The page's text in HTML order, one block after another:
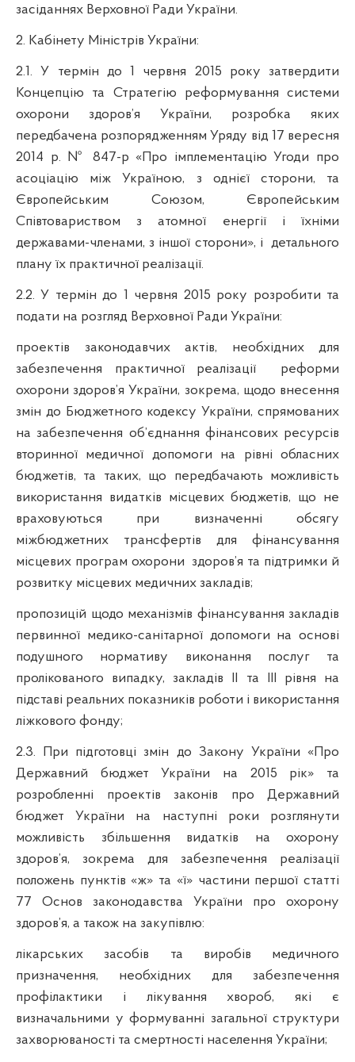
засіданнях Верховної Ради України.
2. Кабінету Міністрів України:
2.1. У термін до 1 червня 2015 року затвердити
Концепцію та Стратегію реформування системи
охорони здоров’я України, розробка яких
передбачена розпорядженням Уряду від 17 вересня
2014 р. № 847-р «Про імплементацію Угоди про
асоціацію між Україною, з однієї сторони, та
Європейським Союзом, Європейським
Співтовариством з атомної енергії і їхніми
державами-членами, з іншої сторони», і детального
плану їх практичної реалізації.
2.2. У термін до 1 червня 2015 року розробити та
подати на розгляд Верховної Ради України:
проектів законодавчих актів, необхідних для
забезпечення практичної реалізації
реформи
охорони здоров’я України, зокрема, щодо внесення
змін до Бюджетного кодексу України, спрямованих
на забезпечення об’єднання фінансових ресурсів
вторинної медичної допомоги на рівні обласних
бюджетів, та таких, що передбачають можливість
використання видатків місцевих бюджетів, що не
враховуються при визначенні обсягу
міжбюджетних трансфертів для фінансування
місцевих програм охорони здоров’я та підтримки й
розвитку місцевих медичних закладів;
пропозицій щодо механізмів фінансування закладів
первинної медико-санітарної допомоги на основі
подушного нормативу виконання послуг та
пролікованого випадку, закладів ІІ та ІІІ рівня на
підставі реальних показників роботи і використання
ліжкового фонду;
2.3. При підготовці змін до Закону України «Про
Державний бюджетУкраїни на 2015 рік» та
розробленні
проектів законів про Державний
бюджетУкраїни на наступні роки розглянути
можливість
збільшення видатків на охорону
здоров’я, зокрема для забезпечення
реалізації
положень пунктів «ж» та «ї» частини першої статті
77 Основ законодавства України про охорону
здоров’я, а також на закупівлю:
лікарських засобів та виробів медичного
призначення, необхідних для забезпечення
профілактики і лікування хвороб, які є
визначальними у формуванні загальної структури
захворюваності та смертності населення України;